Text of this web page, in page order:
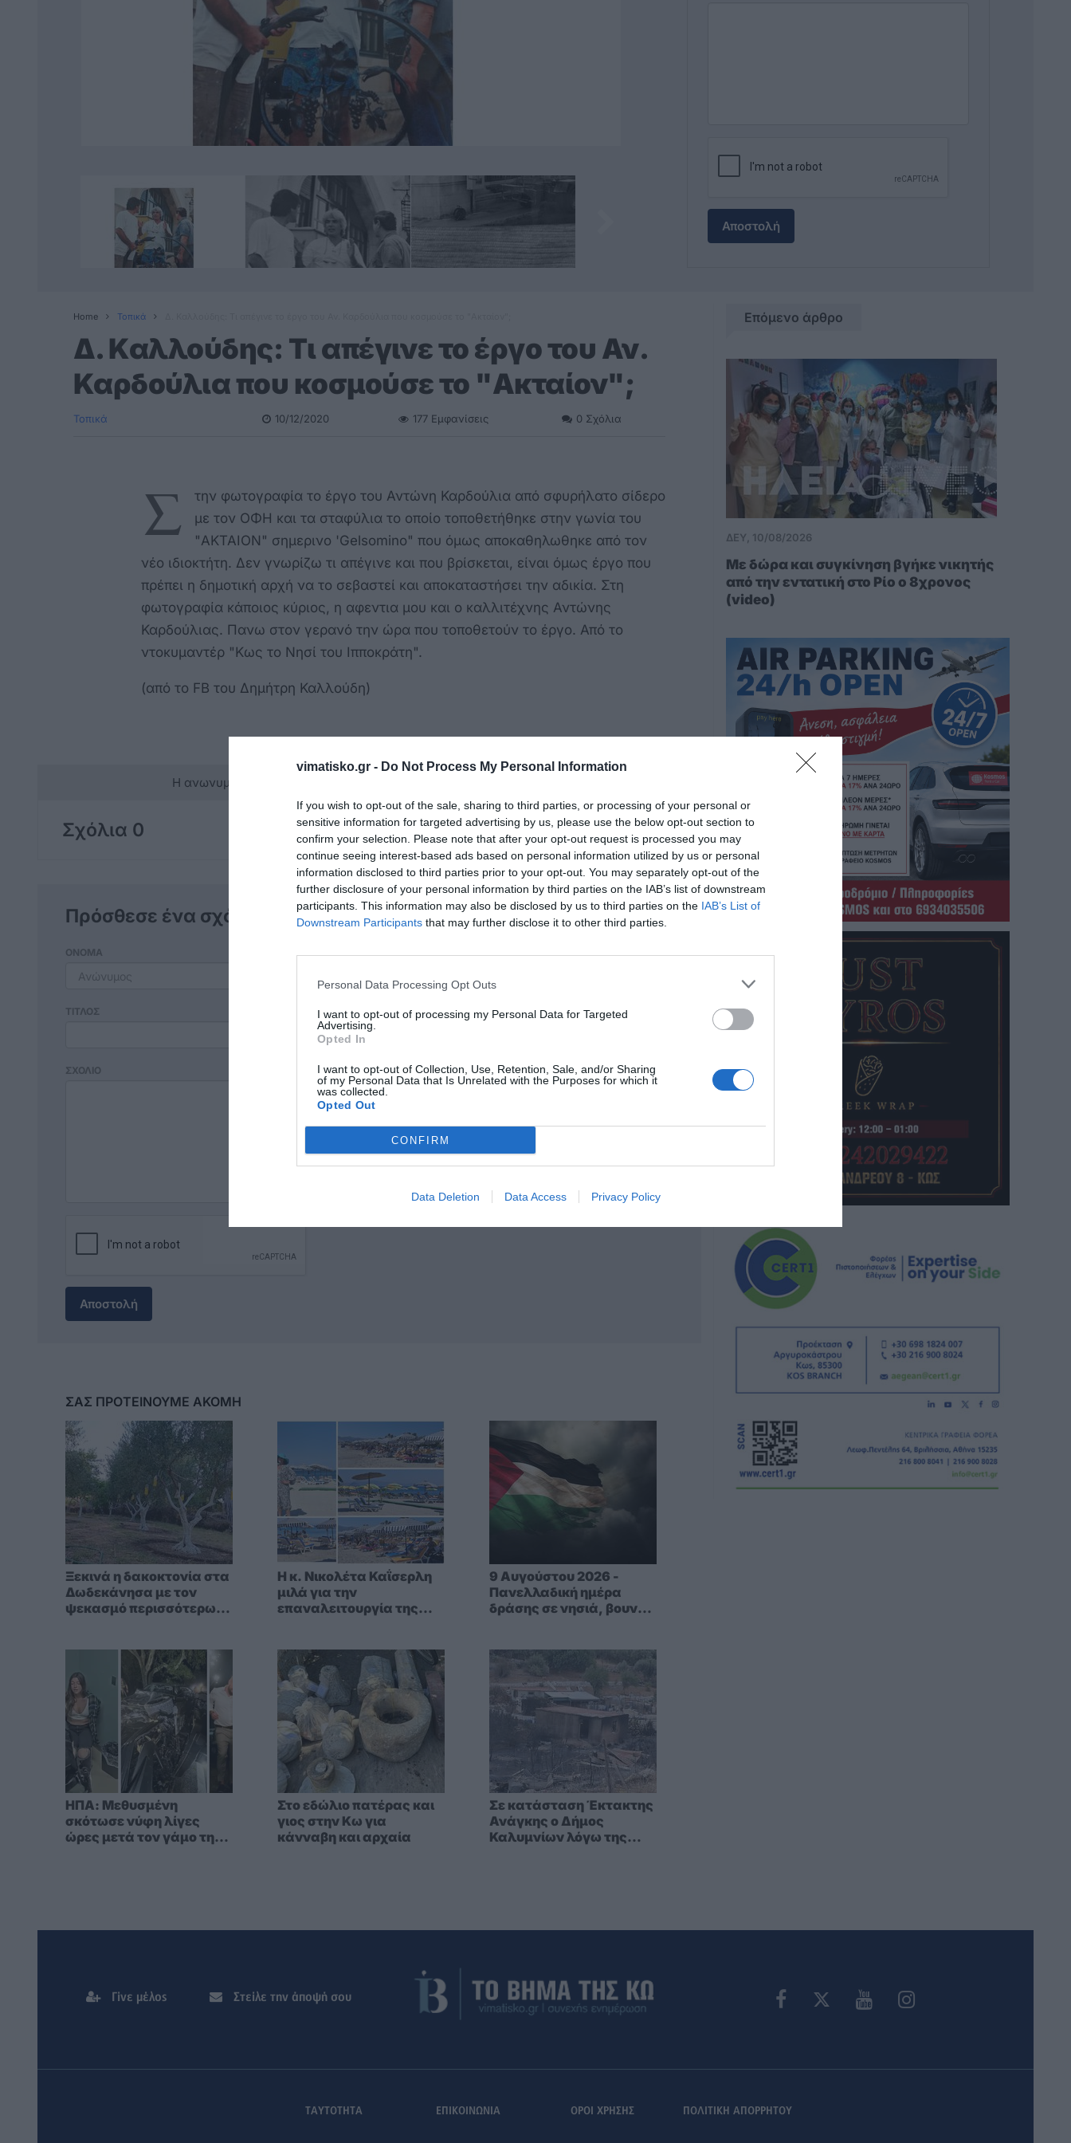
vimatisko.gr - Do Not Process My Personal Information
If you wish to opt-out of the sale, sharing to third parties, or processing of your personal or
sensitive information for targeted advertising by us, please use the below opt-out section to
confirm your selection. Please note that after your opt-out request is processed you may
continue seeing interest-based ads based on personal information utilized by us or personal
information disclosed to third parties prior to your opt-out. You may separately opt-out of the
further disclosure of your personal information by third parties on the IAB’s list of downstream
participants. This information may also be disclosed by us to third parties on the IAB’s List of
Downstream Participants that may further disclose it to other third parties.
Personal Data Processing Opt Outs
I want to opt-out of processing my Personal Data for Targeted
Advertising.
Opted In
I want to opt-out of Collection, Use, Retention, Sale, and/or Sharing
of my Personal Data that Is Unrelated with the Purposes for which it
was collected.
Opted Out
CONFIRM
Data Deletion Data Access Privacy Policy
Αποστολή
Home Τοπικά
Δ. Καλλούδης: Τι απέγινε το έργο του Αν.
Καρδούλια που κοσμούσε το "Ακταίον";
Τοπικά 10/12/2020 177 Εμφανίσεις 0 Σχόλια
Σ
την φωτογραφία το έργο του Αντώνη Καρδούλια από σφυρήλατο σίδερο
με τον ΟΦΗ και τα σταφύλια το οποίο τοποθετήθηκε στην γωνία του
"ΑΚΤΑΙΟΝ" σημερινο 'Gelsomino" που όμως αποκαθηλωθηκε από τον
νέο ιδιοκτήτη. Δεν γνωρίζω τι απέγινε και που βρίσκεται, είναι όμως έργο που
πρέπει η δημοτική αρχή να το σεβαστεί και αποκαταστήσει την αδικία. Στη
φωτογραφία κάποιος κύριος, η αφεντια μου και ο καλλιτέχνης Αντώνης
Καρδούλιας. Πανω στον γερανό την ώρα που τοποθετούν το έργο. Από το
ντοκυμαντέρ "Κως το Νησί του Ιπποκράτη".
(από το FB του Δημήτρη Καλλούδη)
Η ανωνυμία είναι το καλύτερο κρησφύγετο δειλίας και χυδαιότητας!
Σχόλια 0
Πρόσθεσε ένα σχόλιο
ΟΝΟΜΑ
ΤΙΤΛΟΣ
ΣΧΟΛΙΟ
Αποστολή
ΣΑΣ ΠΡΟΤΕΙΝΟΥΜΕ ΑΚΟΜΗ
Ξεκινά η δακοκτονία στα
Δωδεκάνησα με τον
ψεκασμό περισσότερων
Η κ. Νικολέτα Καΐσερλη
μιλά για την
επαναλειτουργία της
αδελφός της Πέτρος
9 Αυγούστου 2026 -
Πανελλαδική ημέρα
δράσης σε νησιά, βουνά
Παλαιστίνη
ΗΠΑ: Μεθυσμένη
σκότωσε νύφη λίγες
ώρες μετά τον γάμο της -
Στο εδώλιο πατέρας και
γιος στην Κω για
κάνναβη και αρχαία
Σε κατάσταση Έκτακτης
Ανάγκης ο Δήμος
Καλυμνίων λόγω της
Επόμενο άρθρο
ΔΕΥ, 10/08/2026
Με δώρα και συγκίνηση βγήκε νικητής
από την εντατική στο Ρίο ο 8χρονος
(video)
Γίνε μέλος Στείλε την άποψή σου
ΤΑΥΤΟΤΗΤΑ ΕΠΙΚΟΙΝΩΝΙΑ ΟΡΟΙ ΧΡΗΣΗΣ ΠΟΛΙΤΙΚΗ ΑΠΟΡΡΗΤΟΥ